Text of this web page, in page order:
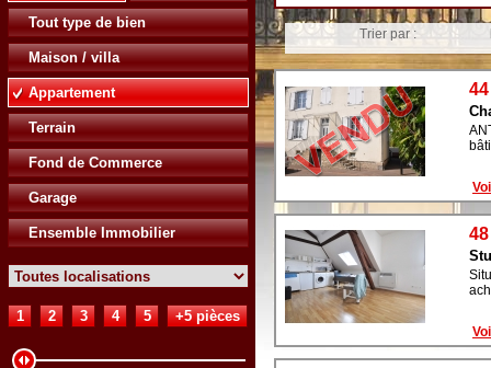
Tout type de bien
Maison / villa
Appartement
Terrain
Fond de Commerce
Garage
Ensemble Immobilier
1 2 3 4 5 +5 pièces
Trier par :